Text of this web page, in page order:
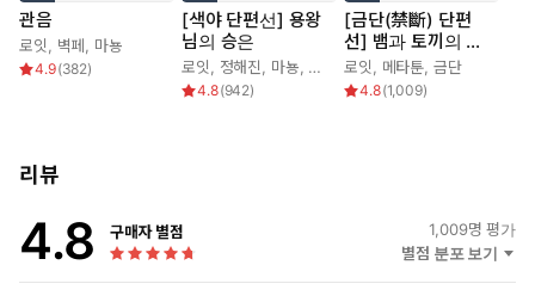
관음
로잇 벽페 마뇽
4.9(382)
[색야 단편선] 용왕
님의 승은
로잇 정해진 마뇽 해와달스튜디오
4.8(942)
[금단(禁斷) 단편
선] 뱀과 토끼의 발
정기
로잇 메타툰 금단
4.8(1,009)
리뷰
4.8 구매자 별점 1,009명 평가
별점 분포 보기